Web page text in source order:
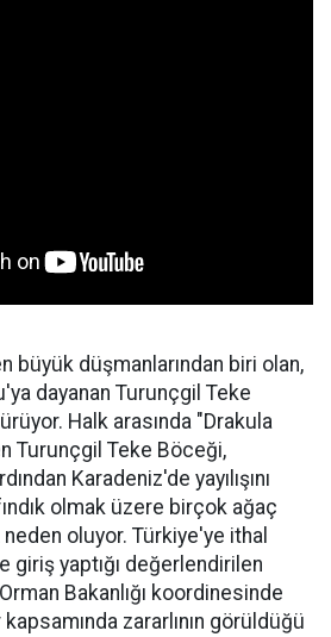
büyük düşmanlarından biri olan,
dayanan Turunçgil Teke
Halk arasında "Drakula
Turunçgil Teke Böceği,
Karadeniz'de yayılışını
olmak üzere birçok ağaç
oluyor. Türkiye'ye ithal
yaptığı değerlendirilen
Bakanlığı koordinesinde
zararlının görüldüğü